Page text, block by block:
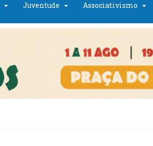
Juventude
Associativismo